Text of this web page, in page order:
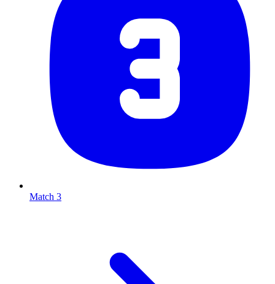
Match 3